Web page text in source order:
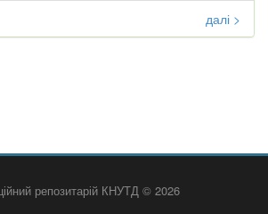
далі >
репозитарій КНУТД © 2026